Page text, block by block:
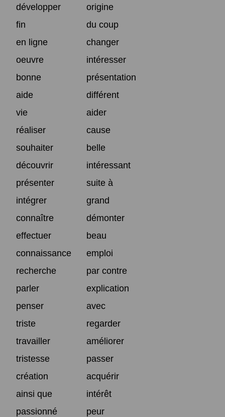
développer
origine
fin
du coup
en ligne
changer
oeuvre
intéresser
bonne
présentation
aide
différent
vie
aider
réaliser
cause
souhaiter
belle
découvrir
intéressant
présenter
suite à
intégrer
grand
connaître
démonter
effectuer
beau
connaissance
emploi
recherche
par contre
parler
explication
penser
avec
triste
regarder
travailler
améliorer
tristesse
passer
création
acquérir
ainsi que
intérêt
passionné
peur